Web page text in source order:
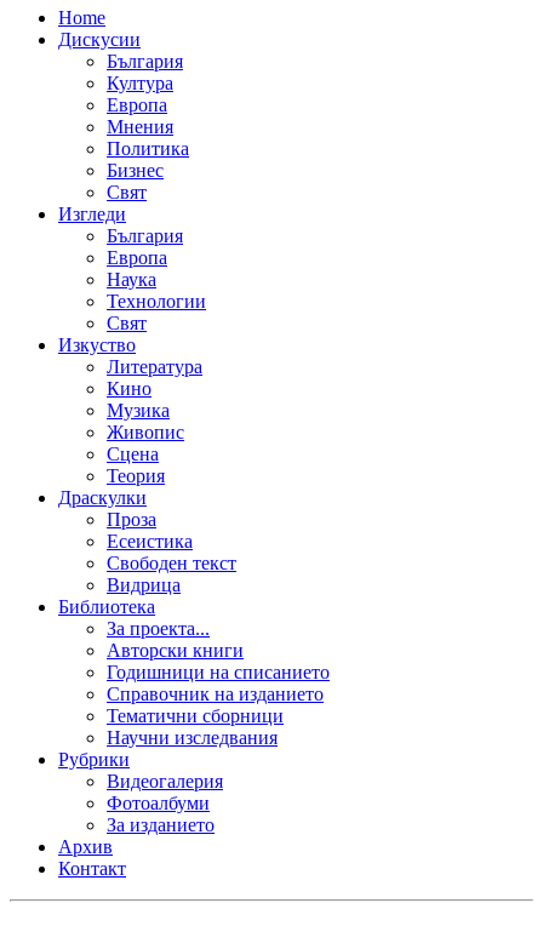
Home
Дискусии
България
Култура
Европа
Мнения
Политика
Бизнес
Свят
Изгледи
България
Европа
Наука
Технологии
Свят
Изкуство
Литература
Кино
Музика
Живопис
Сцена
Теория
Драскулки
Проза
Есеистика
Свободен текст
Видрица
Библиотека
За проекта...
Авторски книги
Годишници на списанието
Справочник на изданието
Тематични сборници
Научни изследвания
Рубрики
Видеогалерия
Фотоалбуми
За изданието
Архив
Контакт